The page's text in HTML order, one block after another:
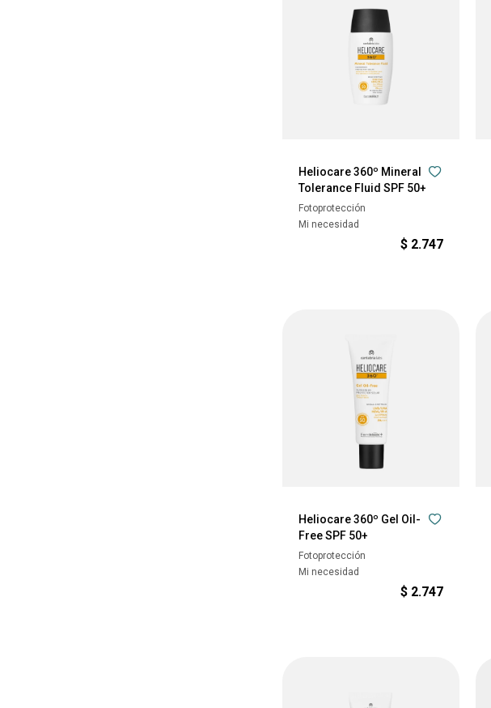
Heliocare 360º Mineral
Tolerance Fluid SPF 50+
Fotoprotección
Mi necesidad
$ 2.747
Heliocare 360º Gel Oil-
Free SPF 50+
Fotoprotección
Mi necesidad
$ 2.747